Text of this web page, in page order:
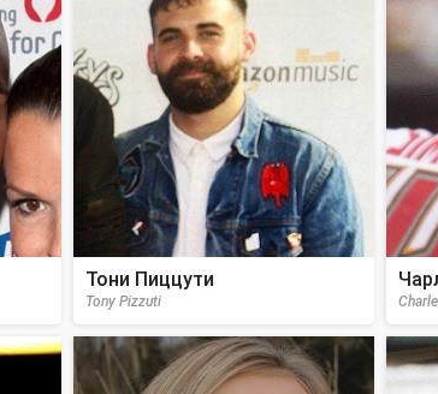
Тони Пиццути
Tony Pizzuti